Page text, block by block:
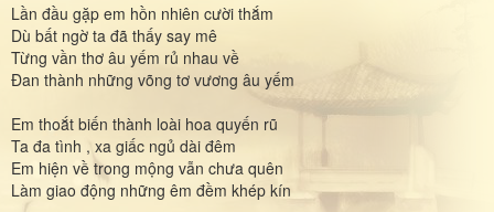
Lần đầu gặp em hồn nhiên cười thắm
Dù bất ngờ ta đã thấy say mê
Từng vần thơ âu yếm rủ nhau về
Đan thành những võng tơ vương âu yếm
Em thoắt biến thành loài hoa quyến rũ
Ta đa tình , xa giấc ngủ dài đêm
Em hiện về trong mộng vẫn chưa quên
Làm giao động những êm đềm khép kín